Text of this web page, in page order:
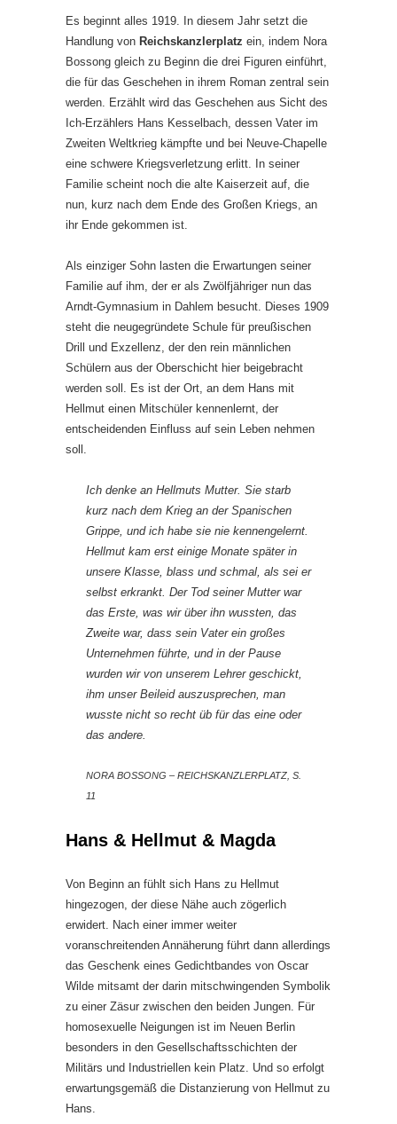
Es beginnt alles 1919. In diesem Jahr setzt die
Handlung von Reichskanzlerplatz ein, indem Nora
Bossong gleich zu Beginn die drei Figuren einführt,
die für das Geschehen in ihrem Roman zentral sein
werden. Erzählt wird das Geschehen aus Sicht des
Ich-Erzählers Hans Kesselbach, dessen Vater im
Zweiten Weltkrieg kämpfte und bei Neuve-Chapelle
eine schwere Kriegsverletzung erlitt. In seiner
Familie scheint noch die alte Kaiserzeit auf, die
nun, kurz nach dem Ende des Großen Kriegs, an
ihr Ende gekommen ist.
Als einziger Sohn lasten die Erwartungen seiner
Familie auf ihm, der er als Zwölfjähriger nun das
Arndt-Gymnasium in Dahlem besucht. Dieses 1909
steht die neugegründete Schule für preußischen
Drill und Exzellenz, der den rein männlichen
Schülern aus der Oberschicht hier beigebracht
werden soll. Es ist der Ort, an dem Hans mit
Hellmut einen Mitschüler kennenlernt, der
entscheidenden Einfluss auf sein Leben nehmen
soll.
Ich denke an Hellmuts Mutter. Sie starb
kurz nach dem Krieg an der Spanischen
Grippe, und ich habe sie nie kennengelernt.
Hellmut kam erst einige Monate später in
unsere Klasse, blass und schmal, als sei er
selbst erkrankt. Der Tod seiner Mutter war
das Erste, was wir über ihn wussten, das
Zweite war, dass sein Vater ein großes
Unternehmen führte, und in der Pause
wurden wir von unserem Lehrer geschickt,
ihm unser Beileid auszusprechen, man
wusste nicht so recht üb für das eine oder
das andere.
NORA BOSSONG – REICHSKANZLERPLATZ, S.
11
Hans & Hellmut & Magda
Von Beginn an fühlt sich Hans zu Hellmut
hingezogen, der diese Nähe auch zögerlich
erwidert. Nach einer immer weiter
voranschreitenden Annäherung führt dann allerdings
das Geschenk eines Gedichtbandes von Oscar
Wilde mitsamt der darin mitschwingenden Symbolik
zu einer Zäsur zwischen den beiden Jungen. Für
homosexuelle Neigungen ist im Neuen Berlin
besonders in den Gesellschaftsschichten der
Militärs und Industriellen kein Platz. Und so erfolgt
erwartungsgemäß die Distanzierung von Hellmut zu
Hans.